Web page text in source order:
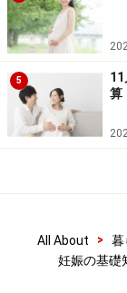
5
算
All About > 暮
妊娠の基礎